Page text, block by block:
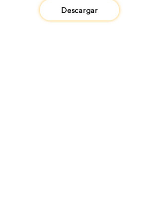
Descargar